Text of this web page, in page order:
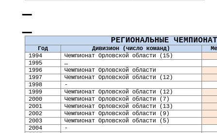
РЕГИОНАЛЬНЫЕ
Год Дивизион (число команд)
1994
Чемпионат Орловской области (15)
1995
…
1996
Чемпионат Орловской области
1997
Чемпионат Орловской области (12)
1998
-
1999
Чемпионат Орловской области (12)
2000
Чемпионат Орловской области (7)
2001
Чемпионат Орловской области (13)
2002
Чемпионат Орловской области (9)
2003
Чемпионат Орловской области (5)
2004
-